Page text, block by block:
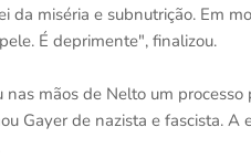
da miséria e subnutrição. Em
É deprimente", finalizou.
mãos de Nelto um
Gayer de nazista e fascista.